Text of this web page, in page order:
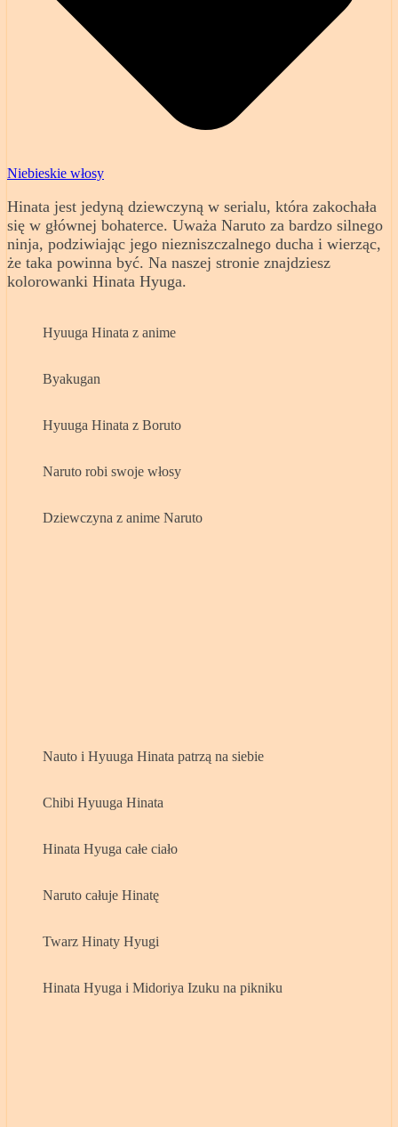
Niebieskie włosy
Hinata jest jedyną dziewczyną w serialu, która zakochała
się w głównej bohaterce. Uważa Naruto za bardzo silnego
ninja, podziwiając jego niezniszczalnego ducha i wierząc,
że taka powinna być. Na naszej stronie znajdziesz
kolorowanki Hinata Hyuga.
Hyuuga Hinata z anime
Byakugan
Hyuuga Hinata z Boruto
Naruto robi swoje włosy
Dziewczyna z anime Naruto
Nauto i Hyuuga Hinata patrzą na siebie
Chibi Hyuuga Hinata
Hinata Hyuga całe ciało
Naruto całuje Hinatę
Twarz Hinaty Hyugi
Hinata Hyuga i Midoriya Izuku na pikniku